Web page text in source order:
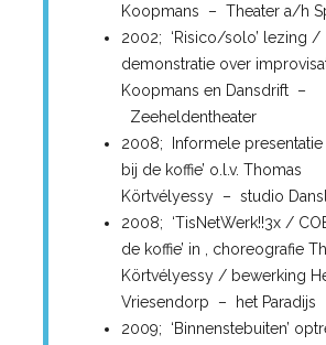
Koopmans – Theater a/h
2002; ‘Risico/solo’ lezing /
demonstratie over
Koopmans en Dansdrift –
Zeeheldentheater
2008; Informele presentatie
bij de koffie’ o.l.v. Thomas
Körtvélyessy – studio
2008; ‘TisNetWerk!!3x /
de koffie’ in , choreografie
Körtvélyessy / bewerking
Vriesendorp – het Paradijs
2009; ‘Binnenstebuiten’